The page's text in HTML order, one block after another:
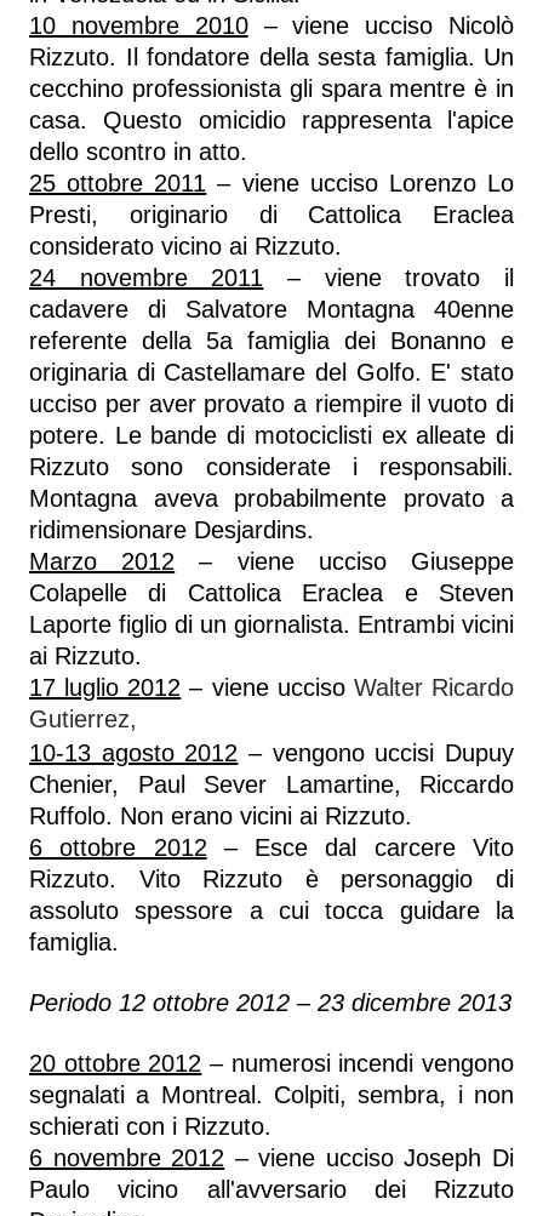
10 novembre 2010– viene ucciso Nicolò
Rizzuto. Il fondatore della sesta famiglia. Un
cecchino professionista gli spara mentre è in
casa. Questo omicidio rappresenta l'apice
dello scontro in atto.
25 ottobre 2011 – viene ucciso Lorenzo Lo
Presti, originario di Cattolica Eraclea
considerato vicino ai Rizzuto.
24 novembre 2011 – viene trovato il
cadavere di Salvatore Montagna 40enne
referente della 5a famiglia dei Bonanno e
originaria di Castellamare del Golfo. E' stato
ucciso per aver provato a riempire il vuoto di
potere. Le bande di motociclisti ex alleate di
Rizzuto sono considerate i responsabili.
Montagna aveva probabilmente provato a
ridimensionare Desjardins.
Marzo 2012 – viene ucciso Giuseppe
Colapelle di Cattolica Eraclea e Steven
Laporte figlio di un giornalista. Entrambi vicini
ai Rizzuto.
17 luglio 2012 – viene ucciso Walter Ricardo
Gutierrez,
10-13 agosto 2012 – vengono uccisi Dupuy
Chenier, Paul Sever Lamartine, Riccardo
Ruffolo. Non erano vicini ai Rizzuto.
6 ottobre 2012 – Esce dal carcere Vito
Rizzuto. Vito Rizzuto è personaggio di
assoluto spessore a cui tocca guidare la
famiglia.
Periodo 12 ottobre 2012 – 23 dicembre 2013
20 ottobre 2012 – numerosi incendi vengono
segnalati a Montreal. Colpiti, sembra, i non
schierati con i Rizzuto.
6 novembre 2012 – viene ucciso Joseph Di
Paulo vicino all'avversario dei Rizzuto